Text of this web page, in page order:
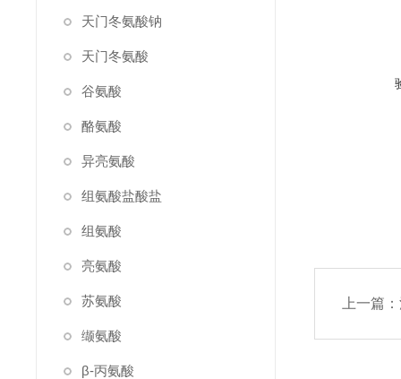
天门冬氨酸钠
天门冬氨酸
谷氨酸
酪氨酸
异亮氨酸
组氨酸盐酸盐
组氨酸
亮氨酸
苏氨酸
缬氨酸
β-丙氨酸
上一篇：